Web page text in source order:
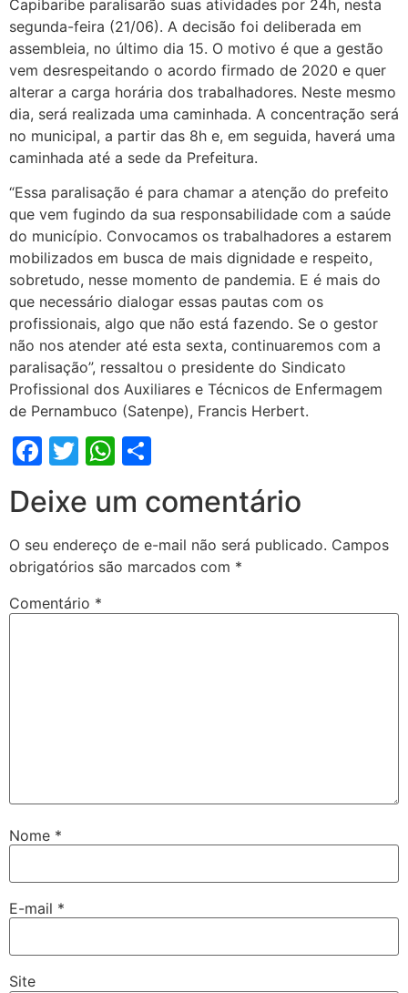
Capibaribe paralisarão suas atividades por 24h, nesta
segunda-feira (21/06). A decisão foi deliberada em
assembleia, no último dia 15. O motivo é que a gestão
vem desrespeitando o acordo firmado de 2020 e quer
alterar a carga horária dos trabalhadores. Neste mesmo
dia, será realizada uma caminhada. A concentração será
no municipal, a partir das 8h e, em seguida, haverá uma
caminhada até a sede da Prefeitura.
“Essa paralisação é para chamar a atenção do prefeito
que vem fugindo da sua responsabilidade com a saúde
do município. Convocamos os trabalhadores a estarem
mobilizados em busca de mais dignidade e respeito,
sobretudo, nesse momento de pandemia. E é mais do
que necessário dialogar essas pautas com os
profissionais, algo que não está fazendo. Se o gestor
não nos atender até esta sexta, continuaremos com a
paralisação”, ressaltou o presidente do Sindicato
Profissional dos Auxiliares e Técnicos de Enfermagem
de Pernambuco (Satenpe), Francis Herbert.
Facebook
TwitterWhatsApp
Deixe um comentário
O seu endereço de e-mail não será publicado. Campos
obrigatórios são marcados com *
Comentário *
Nome *
E-mail *
Site